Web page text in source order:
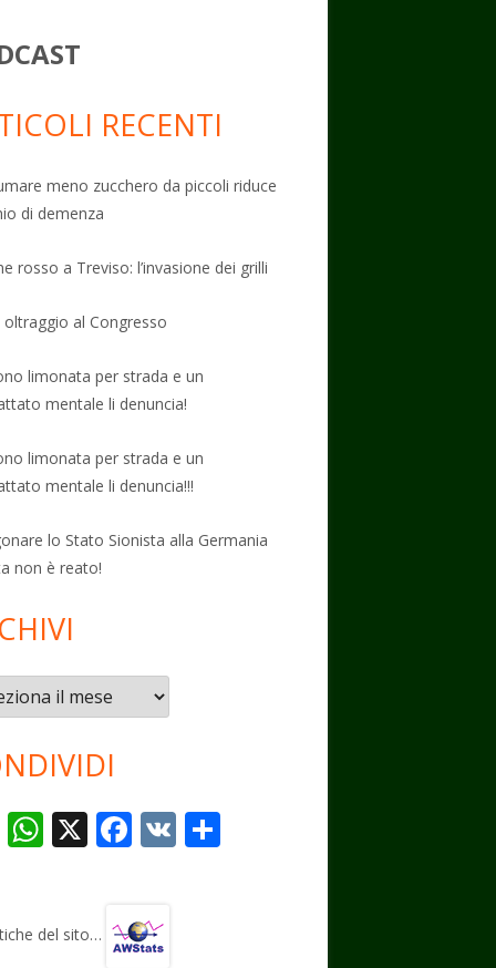
RECENTI
meno zucchero da piccoli riduce
di demenza
rosso a Treviso: l’invasione dei grilli
oltraggio al Congresso
limonata per strada e un
mentale li denuncia!
limonata per strada e un
mentale li denuncia!!!
lo Stato Sionista alla Germania
non è reato!
T
gr
W
s
X F
b
V
del sito…